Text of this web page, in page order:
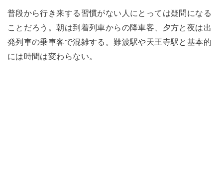
普段から行き来する習慣がない人にとっては疑問になる
ことだろう。朝は到着列車からの降車客、夕方と夜は出
発列車の乗車客で混雑する。難波駅や天王寺駅と基本的
には時間は変わらない。